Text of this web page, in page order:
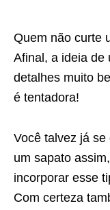
Quem não curte
Afinal, a ideia de
detalhes muito
é tentadora!
Você talvez já
um sapato
incorporar esse
Com certeza